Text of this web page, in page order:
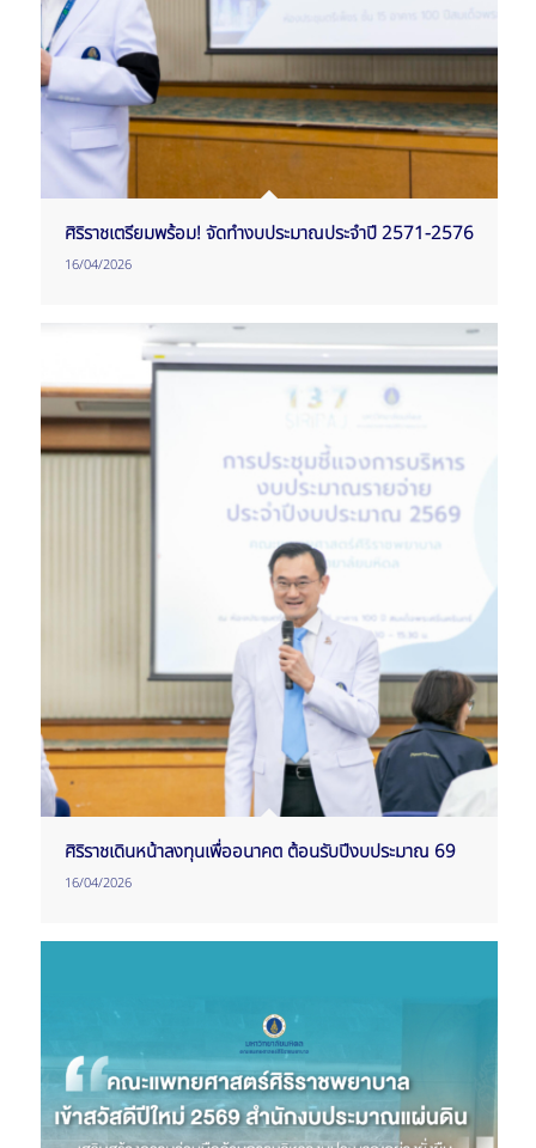
ศิริราชเตรียมพร้อม! จัดทำงบประมาณประจำปี 2571-2576
16/04/2026
ศิริราชเดินหน้าลงทุนเพื่ออนาคต ต้อนรับปีงบประมาณ 69
16/04/2026